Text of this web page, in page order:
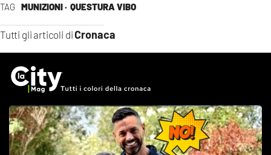
TAG MUNIZIONI · QUESTURA VIBO
Tutti gli articoli diCronaca